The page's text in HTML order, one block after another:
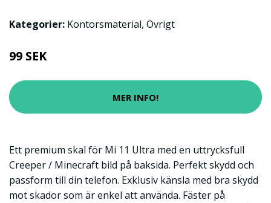
Kategorier: Kontorsmaterial, Övrigt
99 SEK
MER INFO!
Ett premium skal för Mi 11 Ultra med en uttrycksfull
Creeper / Minecraft bild på baksida. Perfekt skydd och
passform till din telefon. Exklusiv känsla med bra skydd
mot skador som är enkel att använda. Fäster på